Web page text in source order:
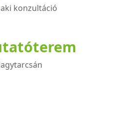
konzultáció